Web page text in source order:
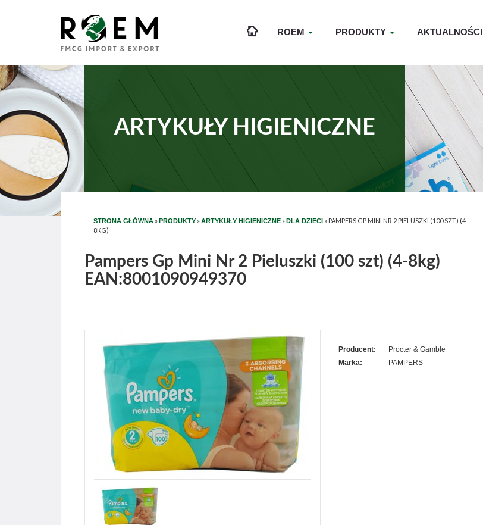
ROEM PRODUKTY AKTUALNOŚCI
ARTYKUŁY HIGIENICZNE
STRONA GŁÓWNA »PRODUKTY »ARTYKUŁY HIGIENICZNE »DLA DZIECI » PAMPERS GP MINI NR 2 PIELUSZKI (100 SZT) (4-
8KG)
Pampers Gp Mini Nr 2 Pieluszki (100 szt) (4-8kg)
EAN:8001090949370
Producent:
Procter & Gamble
Marka:
PAMPERS